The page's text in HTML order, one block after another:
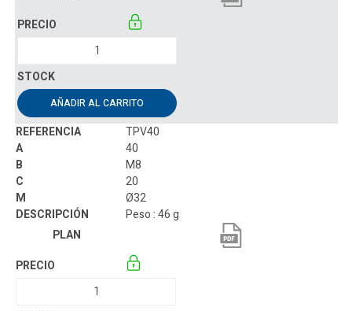
AÑADIR AL CARRITO
TPV40
40
M8
20
Ø32
Peso : 46 g